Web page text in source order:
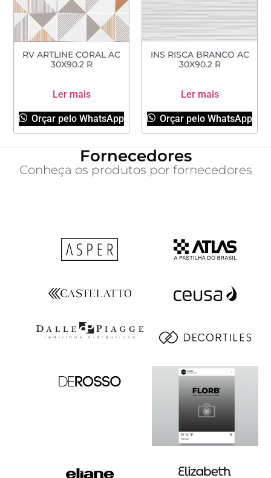
RV ARTLINE CORAL AC
30X90.2 R
Ler mais
Orçar pelo WhatsApp
INS RISCA BRANCO AC
30X90.2 R
Ler mais
Orçar pelo WhatsApp
Fornecedores
Conheça os produtos por fornecedores